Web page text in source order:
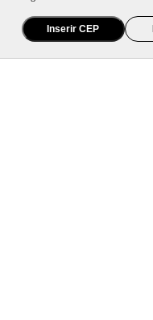
Inserir CEP